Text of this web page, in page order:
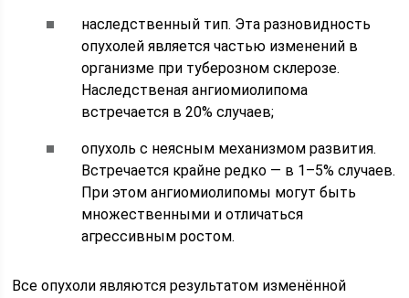
наследственный тип. Эта разновидность
опухолей является частью изменений в
организме при туберозном склерозе.
Наследственая ангиомиолипома
встречается в 20% случаев;
опухоль с неясным механизмом развития.
Встречается крайне редко — в 1–5% случаев.
При этом ангиомиолипомы могут быть
множественными и отличаться
агрессивным ростом.
Все опухоли являются результатом изменённой